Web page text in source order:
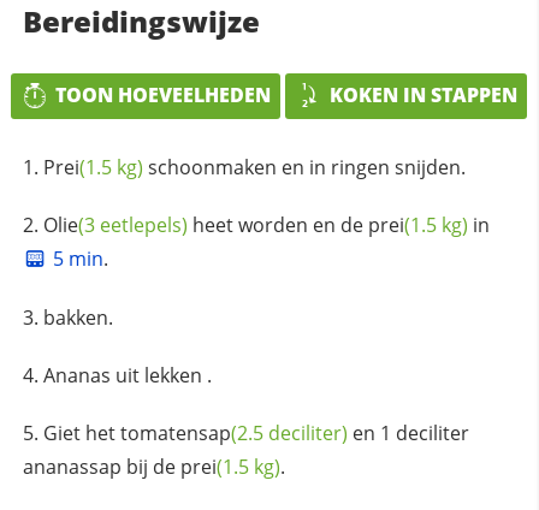
Bereidingswijze
TOON HOEVEELHEDEN KOKEN IN STAPPEN
Prei(1.5 kg) schoonmaken en in ringen snijden.
Olie(3 eetlepels) heet worden en de prei(1.5 kg) in
5 min.
bakken.
Ananas uit lekken .
Giet hettomatensap(2.5 deciliter) en 1 deciliter
ananassap bij de prei(1.5 kg).